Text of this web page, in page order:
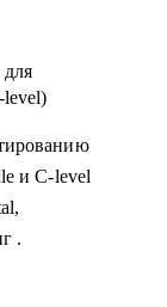
для
level)
и C-level
.